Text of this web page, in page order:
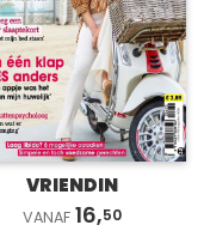
VRIENDIN
VANAF 16,50